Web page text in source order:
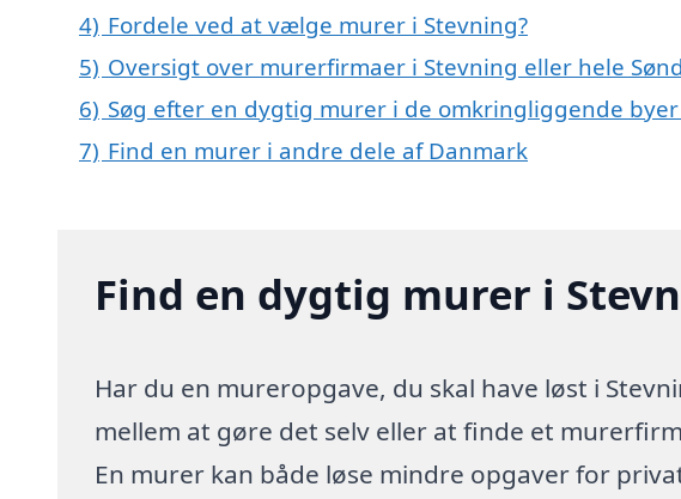
4) Fordele ved at vælge murer i Stevning?
5) Oversigt over murerfirmaer i Stevning eller hele
6) Søg efter en dygtig murer i de omkringliggende
7) Find en murer i andre dele af Danmark
Find en dygtig murer i
Har du en mureropgave, du skal have løst i
mellem at gøre det selv eller at finde et
En murer kan både løse mindre opgaver for